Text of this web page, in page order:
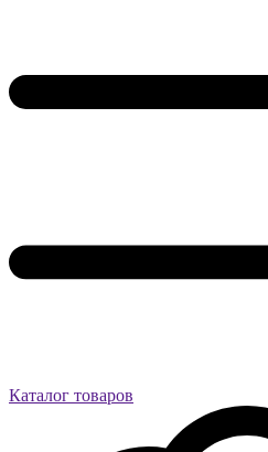
Каталог товаров